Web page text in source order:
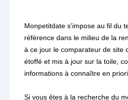
Monpetitdate s'impose au fil du
référence dans le milieu de la
à ce jour le comparateur de site
étoffé et mis à jour sur la toile,
informations à connaître en
Si vous êtes à la recherche du